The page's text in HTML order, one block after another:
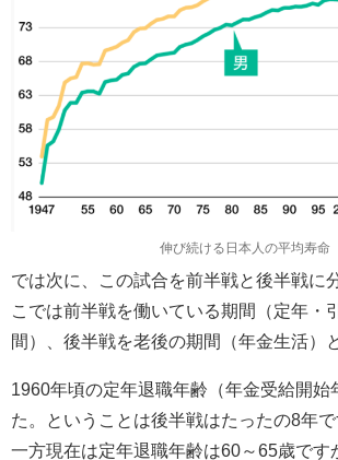
伸び続ける日本人の平均寿命
では次に、この試合を前半戦と後半戦に
こでは前半戦を働いている期間（定年・
間）、後半戦を老後の期間（年金生活）
1960年頃の定年退職年齢（年金受給開始
た。ということは後半戦はたったの8年で
一方現在は定年退職年齢は60～65歳です